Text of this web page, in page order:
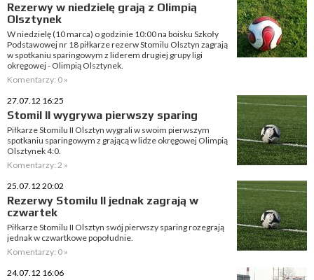
Rezerwy w niedzielę grają z Olimpią
Olsztynek
W niedzielę (10 marca) o godzinie 10:00 na boisku Szkoły
Podstawowej nr 18 piłkarze rezerw Stomilu Olsztyn zagrają
w spotkaniu sparingowym z liderem drugiej grupy ligi
okręgowej - Olimpią Olsztynek.
Komentarzy: 0 »
27.07.12 16:25
Stomil II wygrywa pierwszy sparing
Piłkarze Stomilu II Olsztyn wygrali w swoim pierwszym
spotkaniu sparingowym z grającą w lidze okręgowej Olimpią
Olsztynek 4:0.
Komentarzy: 2 »
25.07.12 20:02
Rezerwy Stomilu II jednak zagrają w
czwartek
Piłkarze Stomilu II Olsztyn swój pierwszy sparing rozegrają
jednak w czwartkowe popołudnie.
Komentarzy: 0 »
24.07.12 16:06